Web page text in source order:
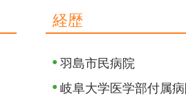
経歴
羽島市民病院
岐阜大学医学部付属